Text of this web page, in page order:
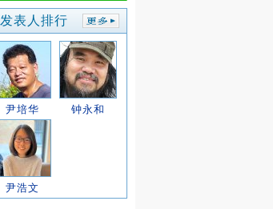
发表人排行
尹培华 钟永和
尹浩文